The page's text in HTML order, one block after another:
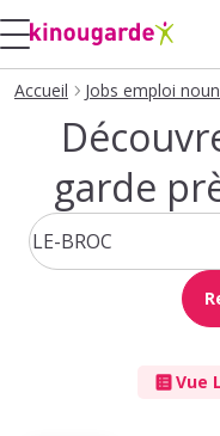
Accueil Jobs emploi
garde
Vue